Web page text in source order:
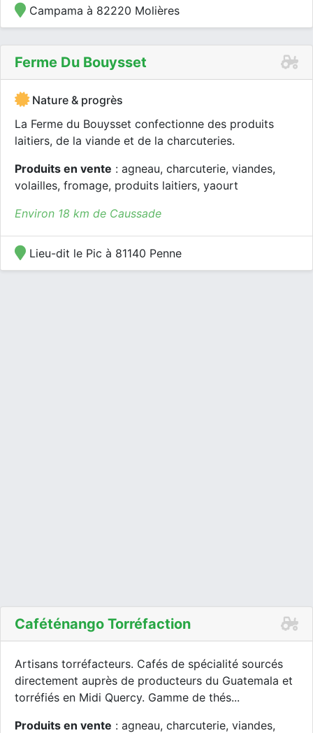
Campama à 82220 Molières
Ferme Du Bouysset
Nature & progrès
La Ferme du Bouysset confectionne des produits
laitiers, de la viande et de la charcuteries.
Produits en vente : agneau, charcuterie, viandes,
volailles, fromage, produits laitiers, yaourt
Environ 18 km de Caussade
Lieu-dit le Pic à 81140 Penne
Caféténango Torréfaction
Artisans torréfacteurs. Cafés de spécialité sourcés
directement auprès de producteurs du Guatemala et
torréfiés en Midi Quercy. Gamme de thés...
Produits en vente : agneau, charcuterie, viandes,